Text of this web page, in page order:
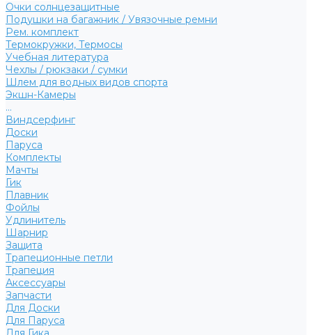
Очки солнцезащитные
Подушки на багажник / Увязочные ремни
Рем. комплект
Термокружки, Термосы
Учебная литература
Чехлы / рюкзаки / сумки
Шлем для водных видов спорта
Экшн-Камеры
...
Виндсерфинг
Доски
Паруса
Комплекты
Мачты
Гик
Плавник
Фойлы
Удлинитель
Шарнир
Защита
Трапеционные петли
Трапеция
Аксессуары
Запчасти
Для Доски
Для Паруса